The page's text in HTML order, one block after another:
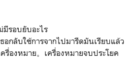
มีรอบยับอะไร
อกลับใช้การจากไปมารีดมันเรียบแล้ว
รื่องหมาย。เครื่องหมายจบประโยค